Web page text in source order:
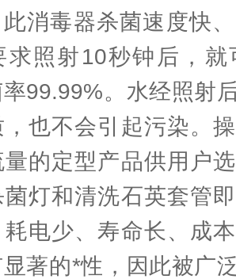
毒器杀菌速度快、
求照射10秒钟后，
99.99%。水经照射
也不会引起污染。
的定型产品供用户
灯和清洗石英套管
电少、寿命长、成
著的*性，因此被广